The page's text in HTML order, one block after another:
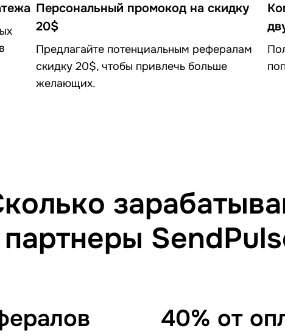
Персональный промокод на скидку
20$
Предлагайте потенциальным рефералам
скидку 20$, чтобы привлечь больше
желающих.
партнеры
40% от